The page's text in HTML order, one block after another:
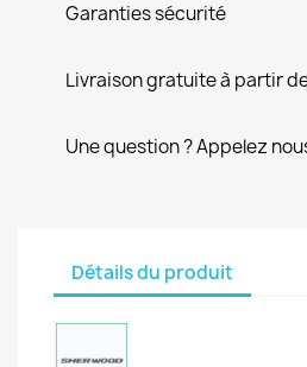
Garanties sécurité
Livraison gratuite à partir
Une question ? Appelez
Détails du produit